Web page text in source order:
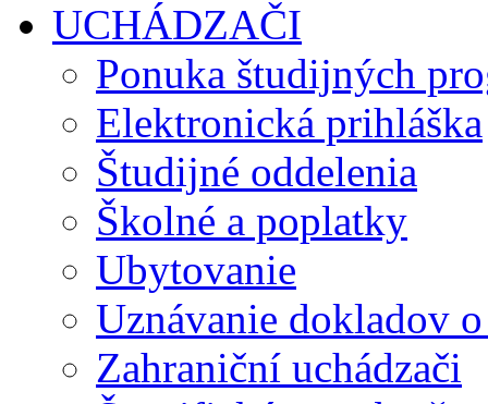
UCHÁDZAČI
Ponuka študijných
Elektronická prihláška
Študijné oddelenia
Školné a poplatky
Ubytovanie
Uznávanie dokladov
Zahraniční uchádzači